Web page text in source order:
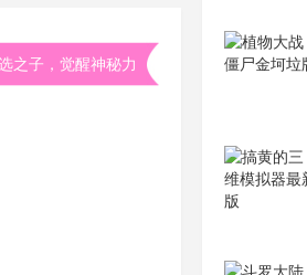
之子，觉醒神秘力